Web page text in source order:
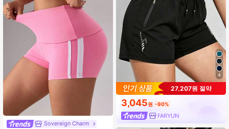
Sovereign Charm
4
27,207원 절약
3,045원 -90%
FARYUN